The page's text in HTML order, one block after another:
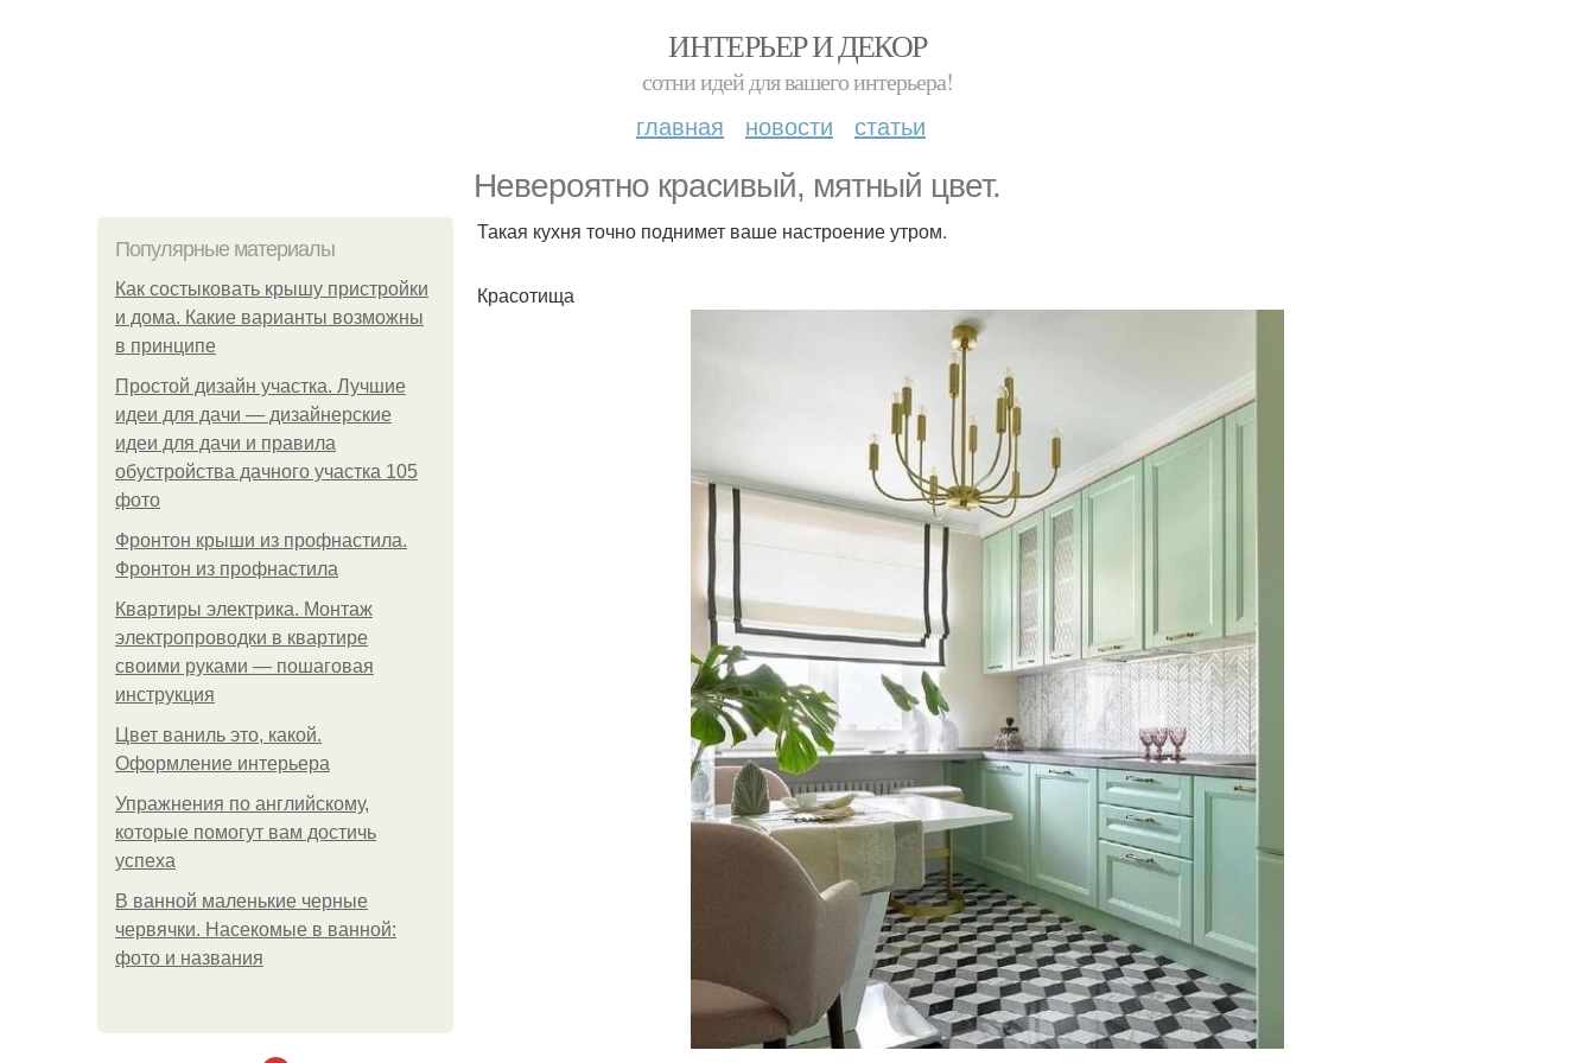
ИНТЕРЬЕР И ДЕКОР
сотни идей для вашего интерьера!
главная новости статьи
Невероятно красивый, мятный цвет.
Популярные материалы
Как состыковать крышу пристройки
и дома. Какие варианты возможны
в принципе
Простой дизайн участка. Лучшие
идеи для дачи — дизайнерские
идеи для дачи и правила
обустройства дачного участка 105
фото
Фронтон крыши из профнастила.
Фронтон из профнастила
Квартиры электрика. Монтаж
электропроводки в квартире
своими руками — пошаговая
инструкция
Цвет ваниль это, какой.
Оформление интерьера
Упражнения по английскому,
которые помогут вам достичь
успеха
В ванной маленькие черные
червячки. Насекомые в ванной:
фото и названия
Такая кухня точно поднимет ваше настроение утром.
Красотища